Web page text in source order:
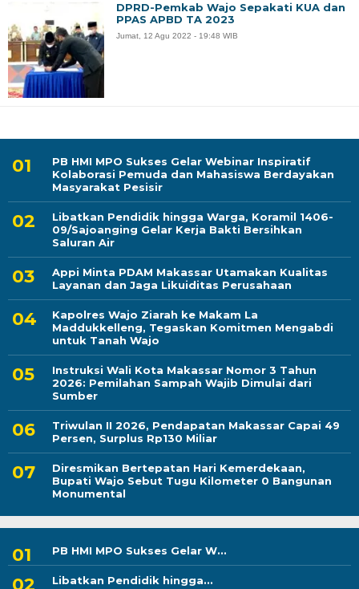
PB HMI MPO Sukses Gelar Webinar Inspiratif
Kolaborasi Pemuda dan Mahasiswa Berdayakan
Masyarakat Pesisir
Libatkan Pendidik hingga Warga, Koramil 1406-
09/Sajoanging Gelar Kerja Bakti Bersihkan
Saluran Air
Appi Minta PDAM Makassar Utamakan Kualitas
Layanan dan Jaga Likuiditas Perusahaan
Kapolres Wajo Ziarah ke Makam La
Maddukkelleng, Tegaskan Komitmen Mengabdi
untuk Tanah Wajo
Instruksi Wali Kota Makassar Nomor 3 Tahun
2026: Pemilahan Sampah Wajib Dimulai dari
Sumber
Triwulan II 2026, Pendapatan Makassar Capai 49
Persen, Surplus Rp130 Miliar
Diresmikan Bertepatan Hari Kemerdekaan,
Bupati Wajo Sebut Tugu Kilometer 0 Bangunan
Monumental
PB HMI MPO Sukses Gelar W...
Libatkan Pendidik hingga...
DPRD-Pemkab Wajo Sepakati KUA dan
PPAS APBD TA 2023
Jumat, 12 Agu 2022 - 19:48 WIB